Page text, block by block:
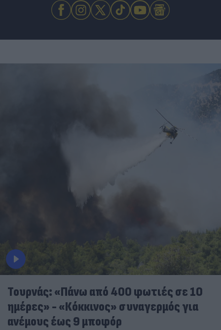
Τουρνάς: «Πάνω από 400 φωτιές σε 10
ημέρες» - «Κόκκινος» συναγερμός για
ανέμους έως 9 μποφόρ